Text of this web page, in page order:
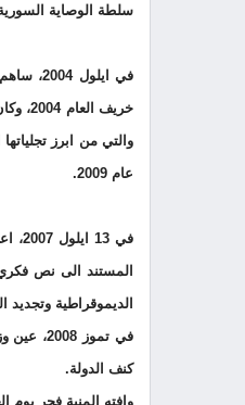
سلطة الوصاية السورية
في
عام 2009.
المستند الى نص
الديموقراطية وتجديد
في تموز
كنف الدولة.
وافته المنية فجر يوم الخميس في 2 شباط 2012